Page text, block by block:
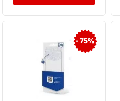
- 75%